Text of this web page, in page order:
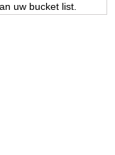
uw bucket list.